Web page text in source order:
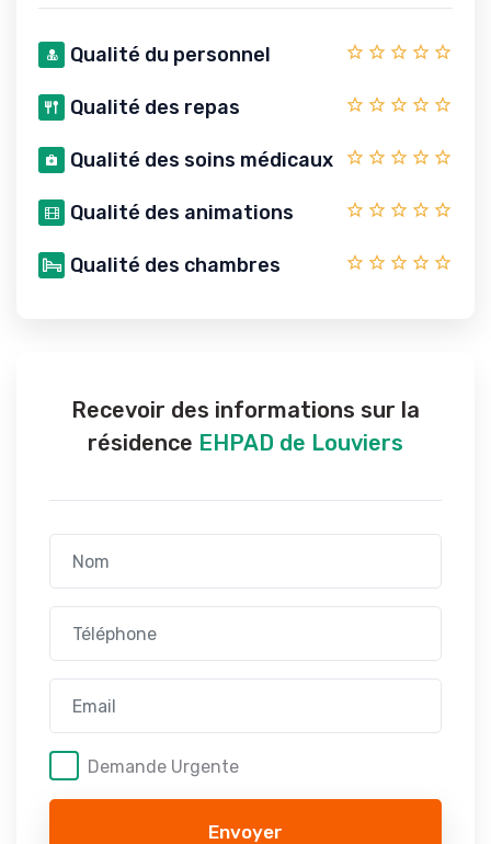
Qualité du personnel
Qualité des repas
Qualité des soins médicaux
Qualité des animations
Qualité des chambres
Recevoir des informations sur la
résidence EHPAD de Louviers
Demande Urgente
Envoyer